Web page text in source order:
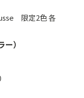
限定2色 各
）